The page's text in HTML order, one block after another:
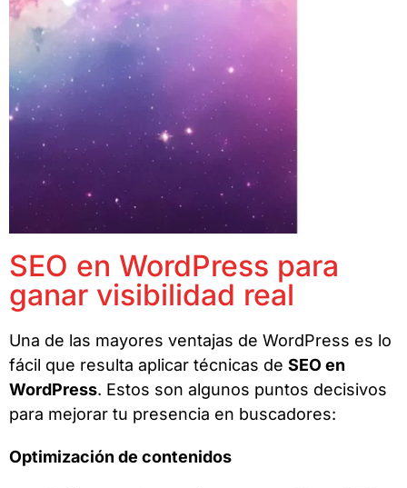
SEO en WordPress para
ganar visibilidad real
Una de las mayores ventajas de WordPress es lo
fácil que resulta aplicar técnicas de SEO en
WordPress. Estos son algunos puntos decisivos
para mejorar tu presencia en buscadores:
Optimización de contenidos